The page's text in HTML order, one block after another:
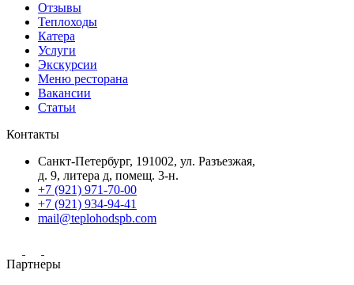
Отзывы
Теплоходы
Катера
Услуги
Экскурсии
Меню ресторана
Вакансии
Статьи
Контакты
Санкт-Петербург, 191002, ул. Разъезжая,
д. 9, литера д, помещ. 3-н.
+7 (921) 971-70-00
+7 (921) 934-94-41
mail@teplohodspb.com
Партнеры